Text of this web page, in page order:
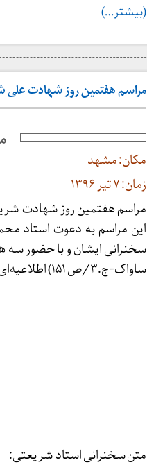
(بیشتر…)
مراسم هفتمین روز شهادت علی شریعتی
مکان: مشهد
زمان: ۷ تیر ۱۳۹۶
مراسم هفتمین روز شهادت
سخنرانی ایشان و با حضور سه
ساواک-ج.۳/ص ۱۵۱) اطلاعیه‌ای که از سوی استاد در روزنامه خراسان به چاپ می‌رسد به شرح زیر است:
متن سخنرانی استاد شریعتی: